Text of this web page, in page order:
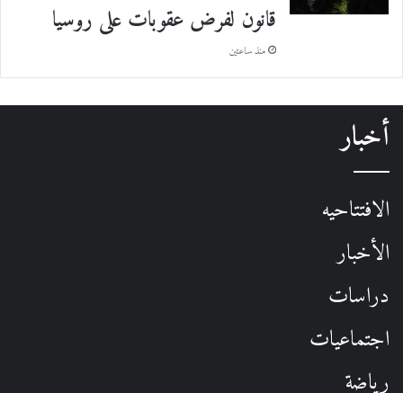
قانون لفرض عقوبات على روسيا
منذ ساعتين
أخبار
الافتتاحيه
الأخبار
دراسات
اجتماعيات
رياضة